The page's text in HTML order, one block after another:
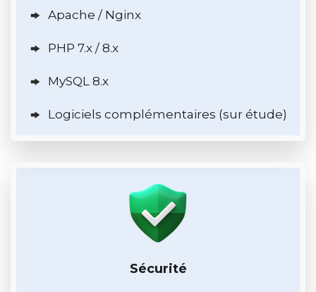
Apache / Nginx
PHP 7.x / 8.x
MySQL 8.x
Logiciels complémentaires (sur étude)
Sécurité